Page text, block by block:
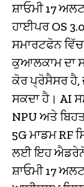
ਸ਼ਾਓਮੀ 17
ਹਾਈਪਰ OS
ਸਮਾਰਟਫੋਨ
ਕੁਆਲਕਾਮ ਦਾ
ਕੋਰ ਪ੍ਰੋਸੈਸਰ ਹੈ,
ਸਕਦਾ ਹੈ। AI
NPU ਅਤੇ
5G ਮਾਡਮ
ਲਈ ਇਹ ਐਡਰੇਨੋ
ਸ਼ਾਓਮੀ 17